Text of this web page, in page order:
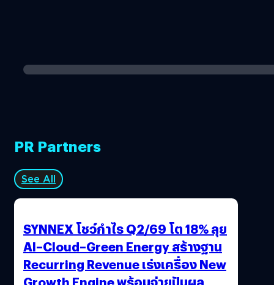
PR Partners
See All
SYNNEX โชว์กำไร Q2/69 โต 18% ลุย
AI–Cloud–Green Energy สร้างฐาน
Recurring Revenue เร่งเครื่อง New